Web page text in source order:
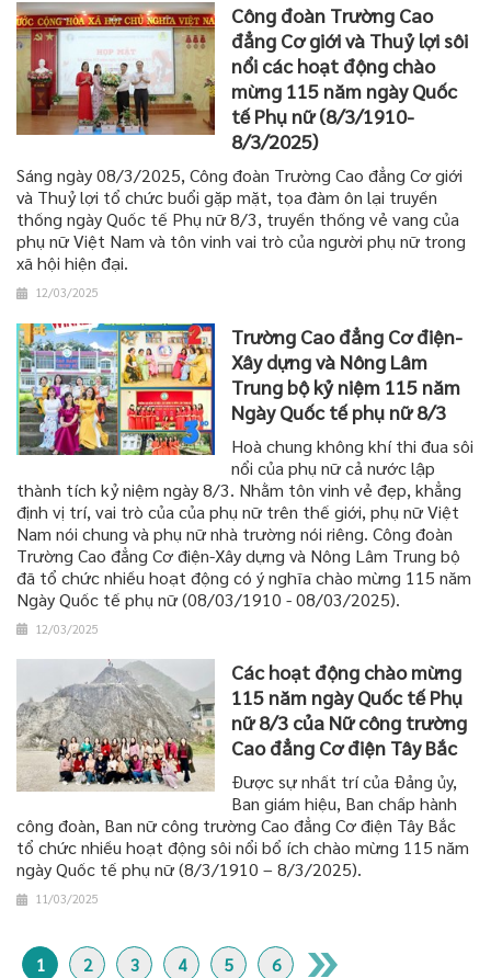
Công đoàn Trường Cao
đẳng Cơ giới và Thuỷ lợi sôi
nổi các hoạt động chào
mừng 115 năm ngày Quốc
tế Phụ nữ (8/3/1910-
8/3/2025)
Sáng ngày 08/3/2025, Công đoàn Trường Cao đẳng Cơ giới
và Thuỷ lợi tổ chức buổi gặp mặt, tọa đàm ôn lại truyền
thống ngày Quốc tế Phụ nữ 8/3, truyền thống vẻ vang của
phụ nữ Việt Nam và tôn vinh vai trò của người phụ nữ trong
xã hội hiện đại.
12/03/2025
Trường Cao đẳng Cơ điện-
Xây dựng và Nông Lâm
Trung bộ kỷ niệm 115 năm
Ngày Quốc tế phụ nữ 8/3
Hoà chung không khí thi đua sôi
nổi của phụ nữ cả nước lập
thành tích kỷ niệm ngày 8/3. Nhằm tôn vinh vẻ đẹp, khẳng
định vị trí, vai trò của của phụ nữ trên thế giới, phụ nữ Việt
Nam nói chung và phụ nữ nhà trường nói riêng. Công đoàn
Trường Cao đẳng Cơ điện-Xây dựng và Nông Lâm Trung bộ
đã tổ chức nhiều hoạt động có ý nghĩa chào mừng 115 năm
Ngày Quốc tế phụ nữ (08/03/1910 - 08/03/2025).
12/03/2025
Các hoạt động chào mừng
115 năm ngày Quốc tế Phụ
nữ 8/3 của Nữ công trường
Cao đẳng Cơ điện Tây Bắc
Được sự nhất trí của Đảng ủy,
Ban giám hiệu, Ban chấp hành
công đoàn, Ban nữ công trường Cao đẳng Cơ điện Tây Bắc
tổ chức nhiều hoạt động sôi nổi bổ ích chào mừng 115 năm
ngày Quốc tế phụ nữ (8/3/1910 – 8/3/2025).
11/03/2025
1 2 3 4 5 6